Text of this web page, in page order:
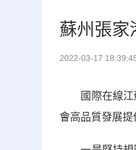
蘇州張家
2022-03-17
國際在線江蘇
會高品質發展提